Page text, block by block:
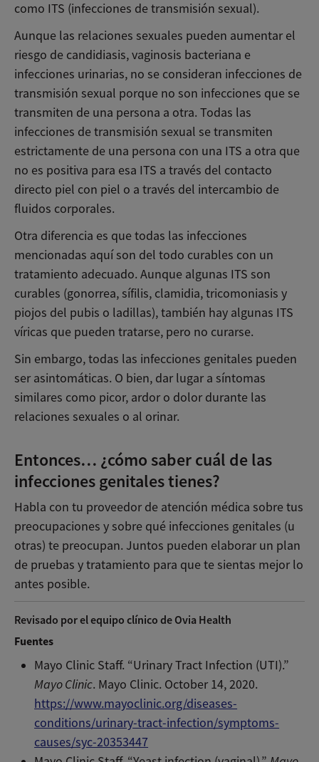
como ITS (infecciones de transmisión sexual).
Aunque las relaciones sexuales pueden aumentar el
riesgo de candidiasis, vaginosis bacteriana e
infecciones urinarias, no se consideran infecciones de
transmisión sexual porque no son infecciones que se
transmiten de una persona a otra. Todas las
infecciones de transmisión sexual se transmiten
estrictamente de una persona con una ITS a otra que
no es positiva para esa ITS a través del contacto
directo piel con piel o a través del intercambio de
fluidos corporales.
Otra diferencia es que todas las infecciones
mencionadas aquí son del todo curables con un
tratamiento adecuado. Aunque algunas ITS son
curables (gonorrea, sífilis, clamidia, tricomoniasis y
piojos del pubis o ladillas), también hay algunas ITS
víricas que pueden tratarse, pero no curarse.
Sin embargo, todas las infecciones genitales pueden
ser asintomáticas. O bien, dar lugar a síntomas
similares como picor, ardor o dolor durante las
relaciones sexuales o al orinar.
Entonces… ¿cómo saber cuál de las
infecciones genitales tienes?
Habla con tu proveedor de atención médica sobre tus
preocupaciones y sobre qué infecciones genitales (u
otras) te preocupan. Juntos pueden elaborar un plan
de pruebas y tratamiento para que te sientas mejor lo
antes posible.
Revisado por el equipo clínico de Ovia Health
Fuentes
Mayo Clinic Staff. “Urinary Tract Infection (UTI).”
Mayo Clinic. Mayo Clinic. October 14, 2020.
https://www.mayoclinic.org/diseases-
conditions/urinary-tract-infection/symptoms-
causes/syc-20353447